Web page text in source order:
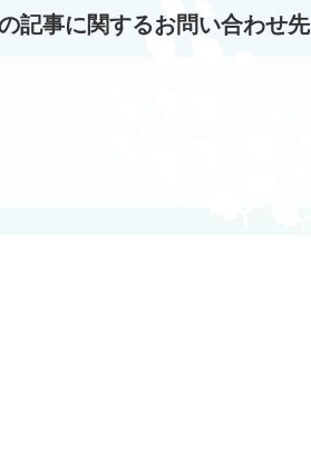
記事に関するお問い合わせ先